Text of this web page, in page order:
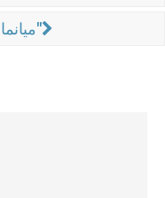
ميانمار: البابا يلتقي القادة الدينيين "كإخوة"